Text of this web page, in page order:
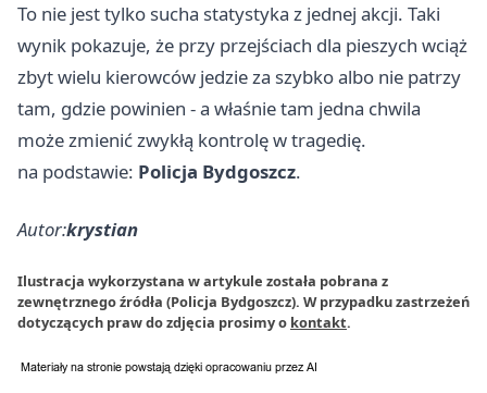
To nie jest tylko sucha statystyka z jednej akcji. Taki
wynik pokazuje, że przy przejściach dla pieszych wciąż
zbyt wielu kierowców jedzie za szybko albo nie patrzy
tam, gdzie powinien - a właśnie tam jedna chwila
może zmienić zwykłą kontrolę w tragedię.
na podstawie: Policja Bydgoszcz.
Autor:krystian
Ilustracja wykorzystana w artykule została pobrana z
zewnętrznego źródła (Policja Bydgoszcz). W przypadku zastrzeżeń
dotyczących praw do zdjęcia prosimy o kontakt.